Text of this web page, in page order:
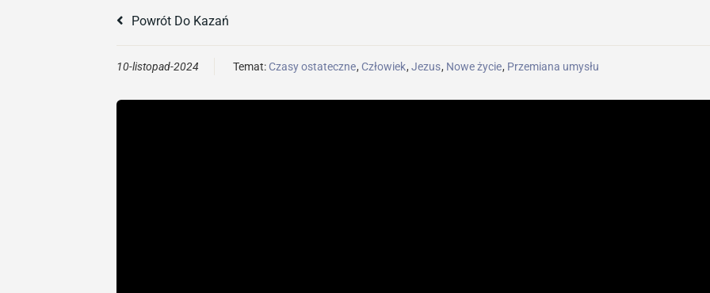
Powrót Do Kazań
10-listopad-2024 Temat: Czasy ostateczne, Człowiek, Jezus, Nowe życie, Przemiana umysłu